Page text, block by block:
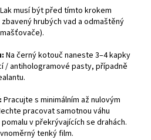
Lak musí být před tímto krokem
hrubých vad a odmaštěný
Na černý kotouč naneste 3–4 kapky
/ antihologramové pasty, případně
Pracujte s minimálním až nulovým
pracovat samotnou váhu
v překrývajících se drahách.
tenký film.